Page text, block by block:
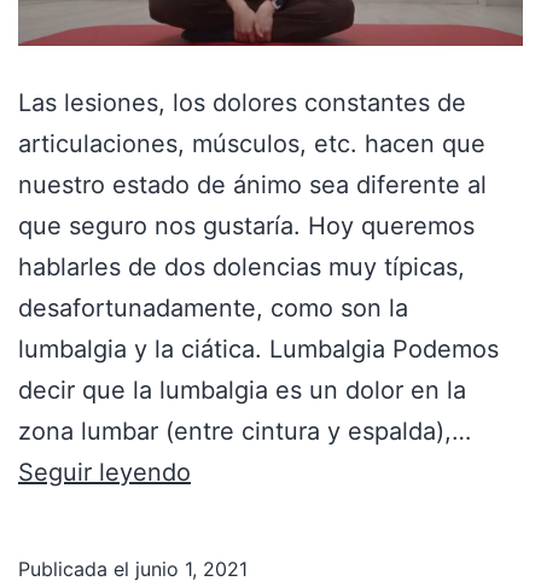
Las lesiones, los dolores constantes de
articulaciones, músculos, etc. hacen que
nuestro estado de ánimo sea diferente al
que seguro nos gustaría. Hoy queremos
hablarles de dos dolencias muy típicas,
desafortunadamente, como son la
lumbalgia y la ciática. Lumbalgia Podemos
decir que la lumbalgia es un dolor en la
zona lumbar (entre cintura y espalda),…
Seguir leyendo
Publicada el junio 1, 2021